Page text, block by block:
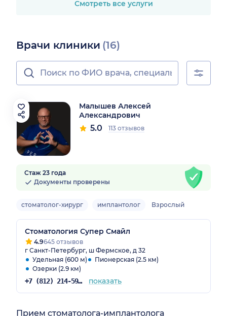
Смотреть все услуги
Врачи клиники (16)
Малышев Алексей
Александрович
5.0 113 отзывов
Стаж 23 года
Документы проверены
стоматолог-хирург имплантолог Взрослый
Стоматология Супер Смайл
4.9645 отзывов
г Санкт-Петербург, ш Фермское, д 32
Удельная (600 м)
Пионерская (2.5 км)
Озерки (2.9 км)
+7 (812) 214-59-31 показать
Прием стоматолога-имплантолога